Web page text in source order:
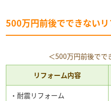
500万円前後でできないリ
＜500万円前後でで
リフォーム内容
・耐震リフォーム